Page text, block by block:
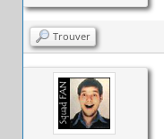
Trouver